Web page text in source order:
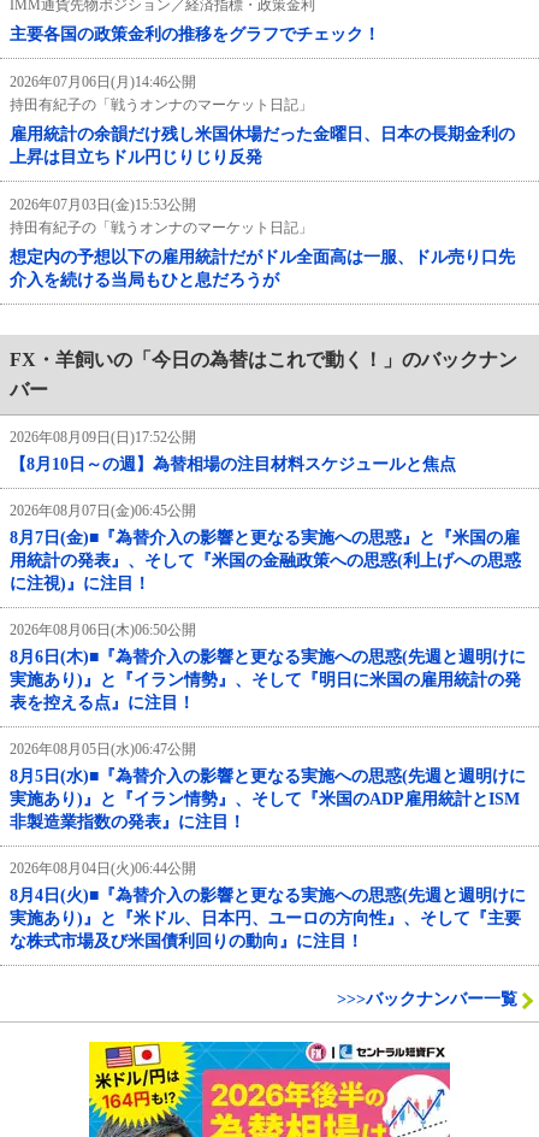
IMM通貨先物ポジション／経済指標・政策金利
主要各国の政策金利の推移をグラフでチェック！
2026年07月06日(月)14:46公開
持田有紀子の「戦うオンナのマーケット日記」
雇用統計の余韻だけ残し米国休場だった金曜日、日本の長期金利の
上昇は目立ちドル円じりじり反発
2026年07月03日(金)15:53公開
持田有紀子の「戦うオンナのマーケット日記」
想定内の予想以下の雇用統計だがドル全面高は一服、ドル売り口先
介入を続ける当局もひと息だろうが
FX・羊飼いの「今日の為替はこれで動く！」のバックナン
バー
2026年08月09日(日)17:52公開
【8月10日～の週】為替相場の注目材料スケジュールと焦点
2026年08月07日(金)06:45公開
8月7日(金)■『為替介入の影響と更なる実施への思惑』と『米国の雇
用統計の発表』、そして『米国の金融政策への思惑(利上げへの思惑
に注視)』に注目！
2026年08月06日(木)06:50公開
8月6日(木)■『為替介入の影響と更なる実施への思惑(先週と週明けに
実施あり)』と『イラン情勢』、そして『明日に米国の雇用統計の発
表を控える点』に注目！
2026年08月05日(水)06:47公開
8月5日(水)■『為替介入の影響と更なる実施への思惑(先週と週明けに
実施あり)』と『イラン情勢』、そして『米国のADP雇用統計とISM
非製造業指数の発表』に注目！
2026年08月04日(火)06:44公開
8月4日(火)■『為替介入の影響と更なる実施への思惑(先週と週明けに
実施あり)』と『米ドル、日本円、ユーロの方向性』、そして『主要
な株式市場及び米国債利回りの動向』に注目！
>>>バックナンバー一覧